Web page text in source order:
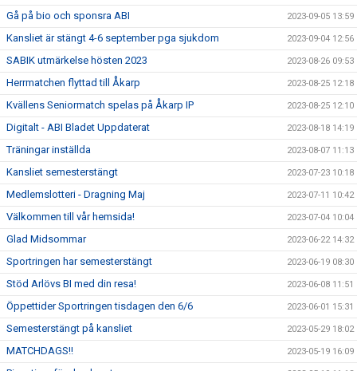
Gå på bio och sponsra ABI 2023-09-05 13:59
Kansliet är stängt 4-6 september pga sjukdom 2023-09-04 12:56
SABIK utmärkelse hösten 2023 2023-08-26 09:53
Herrmatchen flyttad till Åkarp 2023-08-25 12:18
Kvällens Seniormatch spelas på Åkarp IP 2023-08-25 12:10
Digitalt - ABI Bladet Uppdaterat 2023-08-18 14:19
Träningar inställda 2023-08-07 11:13
Kansliet semesterstängt 2023-07-23 10:18
Medlemslotteri - Dragning Maj 2023-07-11 10:42
Välkommen till vår hemsida! 2023-07-04 10:04
Glad Midsommar 2023-06-22 14:32
Sportringen har semesterstängt 2023-06-19 08:30
Stöd Arlövs BI med din resa! 2023-06-08 11:51
Öppettider Sportringen tisdagen den 6/6 2023-06-01 15:31
Semesterstängt på kansliet 2023-05-29 18:02
MATCHDAGS!! 2023-05-19 16:09